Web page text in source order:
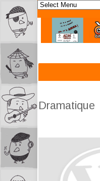
Dramatique